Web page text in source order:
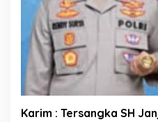
Karim : Tersangka SH